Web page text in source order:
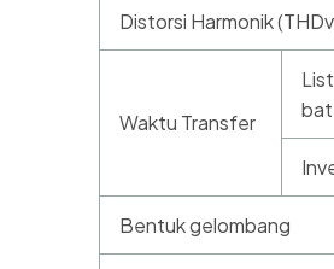
Distorsi Harmonik
Waktu Transfer
Bentuk gelombang